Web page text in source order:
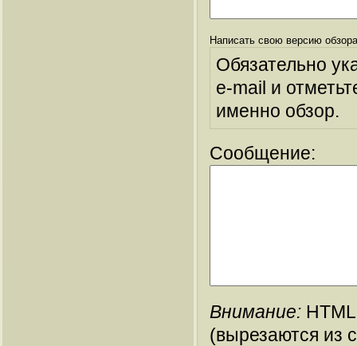
Написать свою версию
Обязательно
e-mail и
именно обзор.
Сообщение:
Внимание:
(вырезаются из